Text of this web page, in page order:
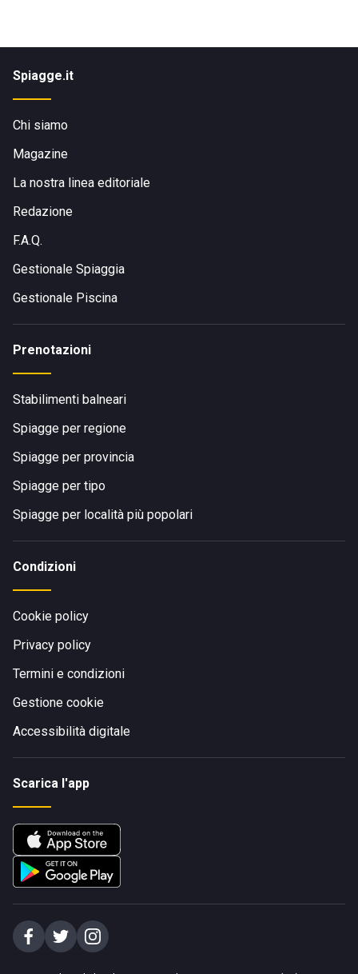
Spiagge.it
Chi siamo
Magazine
La nostra linea editoriale
Redazione
F.A.Q.
Gestionale Spiaggia
Gestionale Piscina
Prenotazioni
Stabilimenti balneari
Spiagge per regione
Spiagge per provincia
Spiagge per tipo
Spiagge per località più popolari
Condizioni
Cookie policy
Privacy policy
Termini e condizioni
Gestione cookie
Accessibilità digitale
Scarica l'app